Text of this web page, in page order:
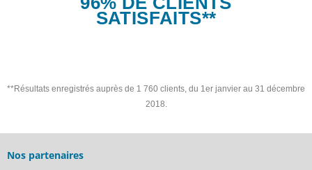
SATISFAITS**
**Résultats enregistrés auprès de 1 760 clients, du 1er janvier au 31 décembre
2018.
Nos partenaires